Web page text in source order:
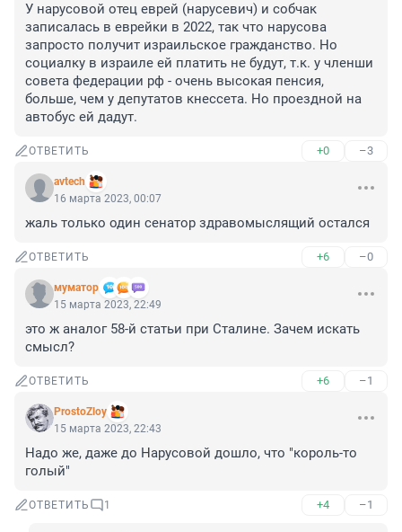
У нарусовой отец еврей (нарусевич) и собчак
записалась в еврейки в 2022, так что нарусова
запросто получит израильское гражданство. Но
социалку в израиле ей платить не будут, т.к. у членши
совета федерации рф - очень высокая пенсия,
больше, чем у депутатов кнессета. Но проездной на
автобус ей дадут.
ОТВЕТИТЬ +0 –3
avtech
16 марта 2023, 00:07
жаль только один сенатор здравомыслящий остался
ОТВЕТИТЬ +6 –0
муматор
15 марта 2023, 22:49
это ж аналог 58-й статьи при Сталине. Зачем искать
смысл?
ОТВЕТИТЬ +6 –1
ProstoZloy
15 марта 2023, 22:43
Надо же, даже до Нарусовой дошло, что "король-то
голый"
ОТВЕТИТЬ 1 +4 –1